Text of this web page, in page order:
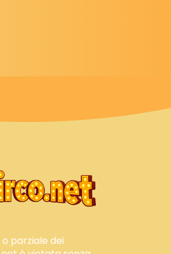
parziale dei